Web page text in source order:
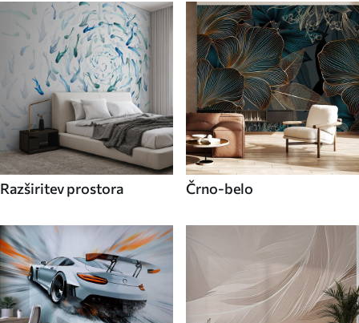
Razširitev prostora Črno-belo